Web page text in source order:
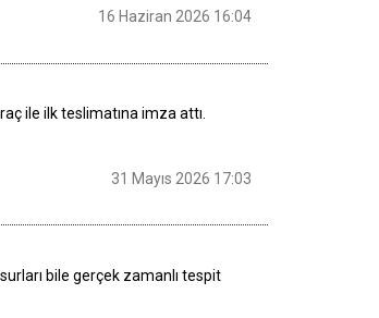
16 Haziran 2026 16:04
ile ilk teslimatına imza attı.
31 Mayıs 2026 17:03
bile gerçek zamanlı tespit